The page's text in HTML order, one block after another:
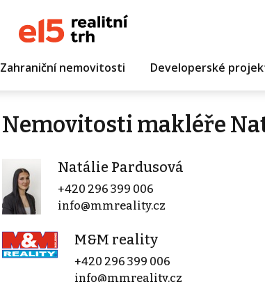
Zahraniční nemovitosti Developerské
Nemovitosti makléře
Natálie Pardusová
+420 296 399 006
info@mmreality.cz
M&M reality
+420 296 399 006
info@mmreality.cz